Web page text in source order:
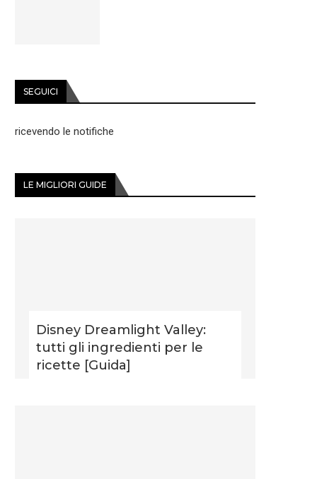
SEGUICI
ricevendo le notifiche
LE MIGLIORI GUIDE
Disney Dreamlight Valley:
tutti gli ingredienti per le
ricette [Guida]